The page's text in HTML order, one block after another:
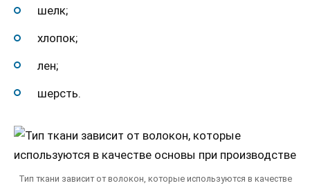
шелк;
хлопок;
лен;
шерсть.
Тип ткани зависит от волокон, которые используются в качестве